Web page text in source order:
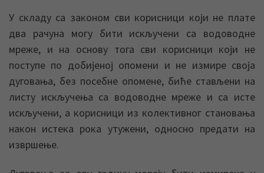
У складу са законом сви корисници који не плате
два рачуна могу бити искључени са водоводне
мреже, и на основу тога сви корисници који не
поступе по добијеној опомени и не измире своја
дуговања, без посебне опомене, биће стављени на
листу искључења са водоводне мреже и са исте
искључени, а корисници из колективног становања
након истека рока утужени, односно предати на
извршење.